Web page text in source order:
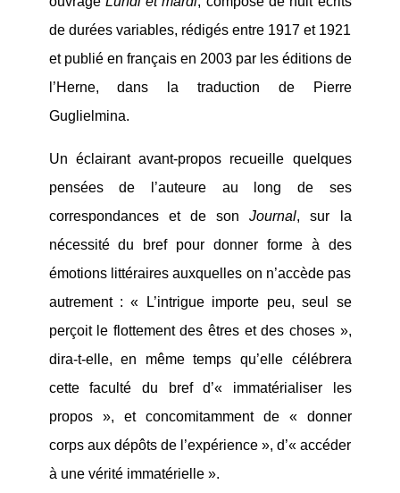
de durées variables, rédigés entre 1917 et 1921
et publié en français en 2003 par les éditions de
l’Herne, dans la traduction de Pierre
Guglielmina.
Un éclairant avant-propos recueille quelques
pensées de l’auteure au long de ses
correspondances et de sonJournal, sur la
nécessité du bref pour donner forme à des
émotions littéraires auxquelles on n’accède pas
autrement : « L’intrigue importe peu, seul se
perçoit le flottement des êtres et des choses »,
dira-t-elle, en même temps qu’elle célébrera
cette faculté du bref d’« immatérialiser les
propos », et concomitamment de « donner
corps aux dépôts de l’expérience », d’« accéder
à une vérité immatérielle ».